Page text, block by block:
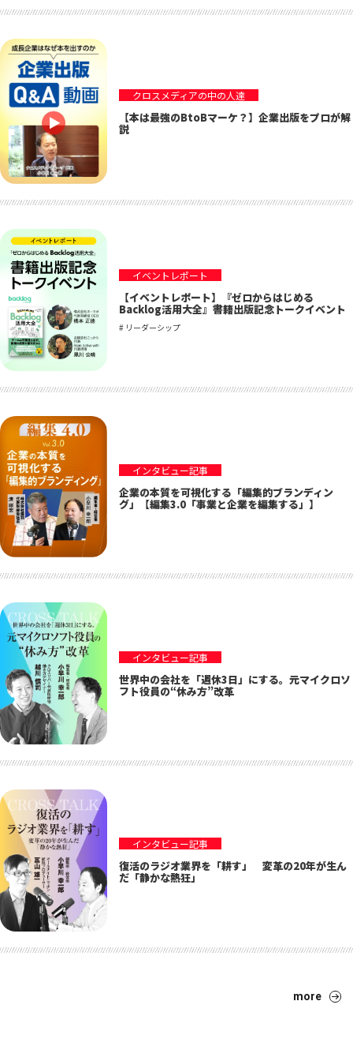
クロスメディアの中の人達
【本は最強のBtoBマーケ？】企業出版をプロが解
説
イベントレポート
【イベントレポート】『ゼロからはじめる
Backlog活用大全』書籍出版記念トークイベント
# リーダーシップ
インタビュー記事
企業の本質を可視化する「編集的ブランディン
グ」【編集3.0「事業と企業を編集する」】
インタビュー記事
世界中の会社を「週休3日」にする。元マイクロソ
フト役員の“休み方”改革
インタビュー記事
復活のラジオ業界を「耕す」 変革の20年が生ん
だ「静かな熱狂」
more